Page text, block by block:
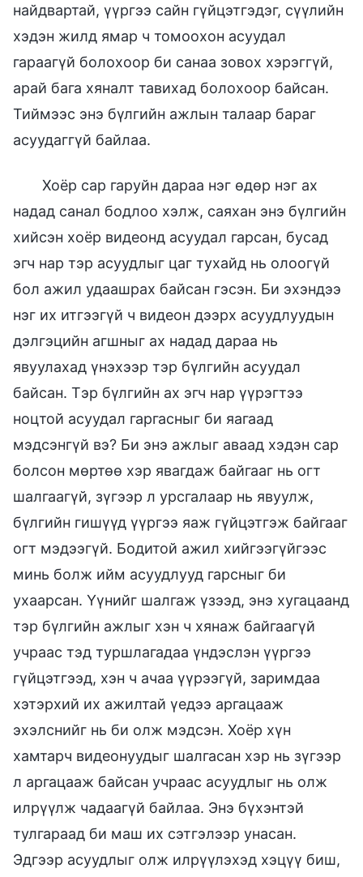
найдвартай, үүргээ сайн гүйцэтгэдэг, сүүлийн
хэдэн жилд ямар ч томоохон асуудал
гараагүй болохоор би санаа зовох хэрэггүй,
арай бага хяналт тавихад болохоор байсан.
Тиймээс энэ бүлгийн ажлын талаар бараг
асуудаггүй байлаа.
Хоёр сар гаруйн дараа нэг өдөр нэг ах
надад санал бодлоо хэлж, саяхан энэ бүлгийн
хийсэн хоёр видеонд асуудал гарсан, бусад
эгч нар тэр асуудлыг цаг тухайд нь олоогүй
бол ажил удаашрах байсан гэсэн. Би эхэндээ
нэг их итгээгүй ч видеон дээрх асуудлуудын
дэлгэцийн агшныг ах надад дараа нь
явуулахад үнэхээр тэр бүлгийн асуудал
байсан. Тэр бүлгийн ах эгч нар үүрэгтээ
ноцтой асуудал гаргасныг би яагаад
мэдсэнгүй вэ? Би энэ ажлыг аваад хэдэн сар
болсон мөртөө хэр явагдаж байгааг нь огт
шалгаагүй, зүгээр л урсгалаар нь явуулж,
бүлгийн гишүүд үүргээ яаж гүйцэтгэж байгааг
огт мэдээгүй. Бодитой ажил хийгээгүйгээс
минь болж ийм асуудлууд гарсныг би
ухаарсан. Үүнийг шалгаж үзээд, энэ хугацаанд
тэр бүлгийн ажлыг хэн ч хянаж байгаагүй
учраас тэд туршлагадаа үндэслэн үүргээ
гүйцэтгээд, хэн ч ачаа үүрээгүй, заримдаа
хэтэрхий их ажилтай үедээ аргацааж
эхэлснийг нь би олж мэдсэн. Хоёр хүн
хамтарч видеонуудыг шалгасан хэр нь зүгээр
л аргацааж байсан учраас асуудлыг нь олж
илрүүлж чадаагүй байлаа. Энэ бүхэнтэй
тулгараад би маш их сэтгэлээр унасан.
Эдгээр асуудлыг олж илрүүлэхэд хэцүү биш,